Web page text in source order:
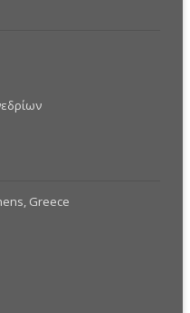
Greece